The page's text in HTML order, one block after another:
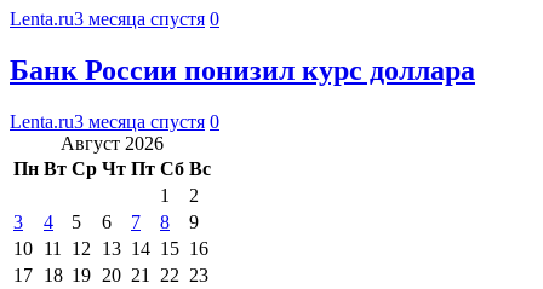
Lenta.ru3 месяца спустя 0
Банк России понизил курс доллара
Lenta.ru3 месяца спустя 0
Август 2026
Пн Вт Ср Чт Пт Сб Вс
1
2
3
4 5 6 7 8
9
10 11 12 13 14 15 16
17 18 19 20 21 22 23